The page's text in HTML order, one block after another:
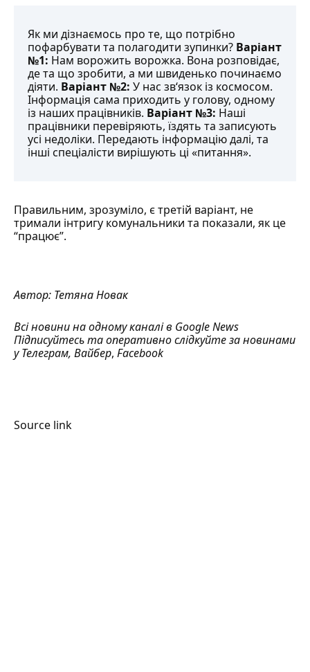
Як ми дізнаємось про те, що потрібно
пофарбувати та полагодити зупинки? Варіант
№1: Нам ворожить ворожка. Вона розповідає,
де та що зробити, а ми швиденько починаємо
діяти. Варіант №2: У нас зв‘язок із космосом.
Інформація сама приходить у голову, одному
із наших працівників. Варіант №3: Наші
працівники перевіряють, їздять та записують
усі недоліки. Передають інформацію далі, та
інші спеціалісти вирішують ці «питання».
Правильним, зрозуміло, є третій варіант, не
тримали інтригу комунальники та показали, як це
“працює”.
Автор: Тетяна Новак
Всі новини на одному каналі в Google News
Підписуйтесь та оперативно слідкуйте за новинами
уТелеграм, Вайбер, Facebook
Source link